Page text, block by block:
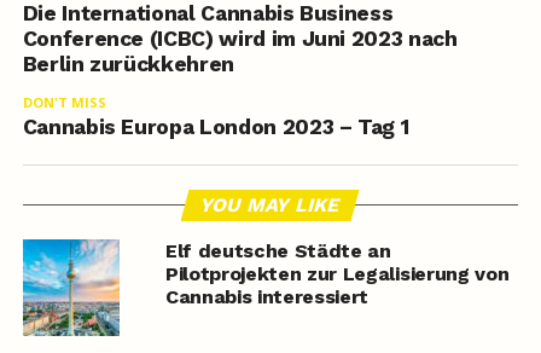
Die International Cannabis Business
Conference (ICBC) wird im Juni 2023 nach
Berlin zurückkehren
DON'T MISS
Cannabis Europa London 2023 – Tag 1
YOU MAY LIKE
Elf deutsche Städte an
Pilotprojekten zur Legalisierung von
Cannabis interessiert